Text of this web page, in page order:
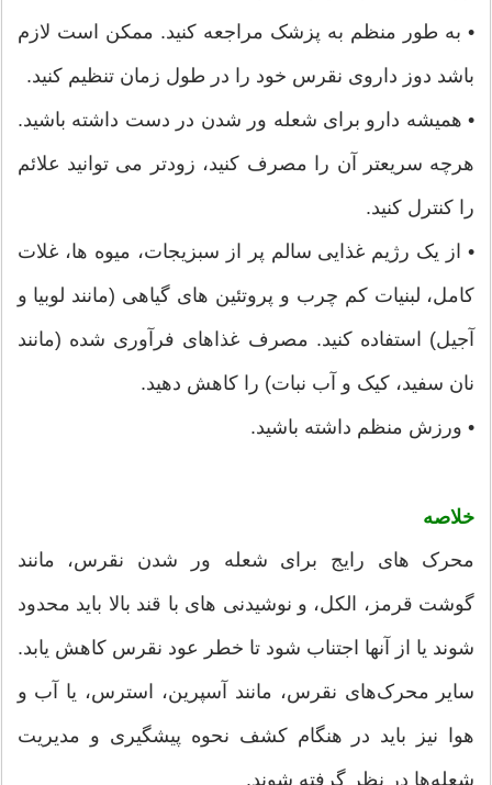
• به طور منظم به پزشک مراجعه کنید. ممکن است لازم
باشد دوز داروی نقرس خود را در طول زمان تنظیم کنید.
• همیشه دارو برای شعله ور شدن در دست داشته باشید.
هرچه سریعتر آن را مصرف کنید، زودتر می توانید علائم
را کنترل کنید.
• از یک رژیم غذایی سالم پر از سبزیجات، میوه ها، غلات
کامل، لبنیات کم چرب و پروتئین های گیاهی (مانند لوبیا و
آجیل) استفاده کنید. مصرف غذاهای فرآوری شده (مانند
نان سفید، کیک و آب نبات) را کاهش دهید.
• ورزش منظم داشته باشید.
خلاصه
محرک های رایج برای شعله ور شدن نقرس، مانند
گوشت قرمز، الکل، و نوشیدنی های با قند بالا باید محدود
شوند یا از آنها اجتناب شود تا خطر عود نقرس کاهش یابد.
سایر محرک‌های نقرس، مانند آسپرین، استرس، یا آب و
هوا نیز باید در هنگام کشف نحوه پیشگیری و مدیریت
شعله‌ها در نظر گرفته شوند.